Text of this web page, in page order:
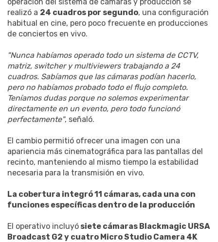
realizó a 24 cuadros por segundo, una configuración
habitual en cine, pero poco frecuente en producciones
de conciertos en vivo.
"Nunca habíamos operado todo un sistema de CCTV,
matriz, switcher y multiviewers trabajando a 24
cuadros. Sabíamos que las cámaras podían hacerlo,
pero no habíamos probado todo el flujo completo.
Teníamos dudas porque no solemos experimentar
directamente en un evento, pero todo funcionó
perfectamente", señaló.
El cambio permitió ofrecer una imagen con una
apariencia más cinematográfica para las pantallas del
recinto, manteniendo al mismo tiempo la estabilidad
necesaria para la transmisión en vivo.
La cobertura integró 11 cámaras, cada una con
funciones específicas dentro de la producción
El operativo incluyó siete cámaras Blackmagic URSA
Broadcast G2 y cuatro Micro Studio Camera 4K